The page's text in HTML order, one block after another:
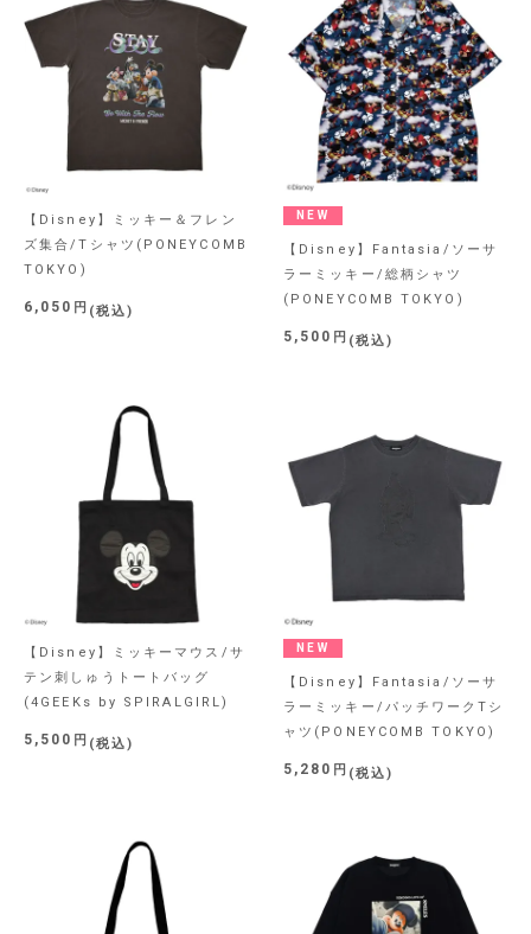
【Disney】ミッキー＆フレン
ズ集合/Tシャツ(PONEYCOMB
TOKYO)
6,050 税込
NEW
【Disney】Fantasia/ソーサ
ラーミッキー/総柄シャツ
(PONEYCOMB TOKYO)
5,500 税込
【Disney】ミッキーマウス/サ
テン刺しゅうトートバッグ
(4GEEKs by SPIRALGIRL)
5,500 税込
NEW
【Disney】Fantasia/ソーサ
ラーミッキー/パッチワークTシ
ャツ(PONEYCOMB TOKYO)
5,280 税込